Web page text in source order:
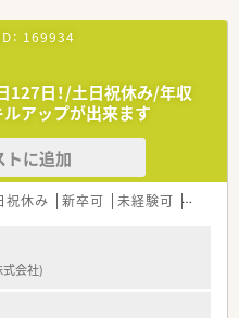
： 169934
127日！/土日祝休み/年収
アップが出来ます
トに追加
祝休み 新卒可 未経験可 ブラン
会社)